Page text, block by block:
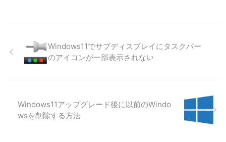
Windows11でサブディスプレイにタスクバー
のアイコンが一部表示されない
Windows11アップグレード後に以前のWindo
wsを削除する方法